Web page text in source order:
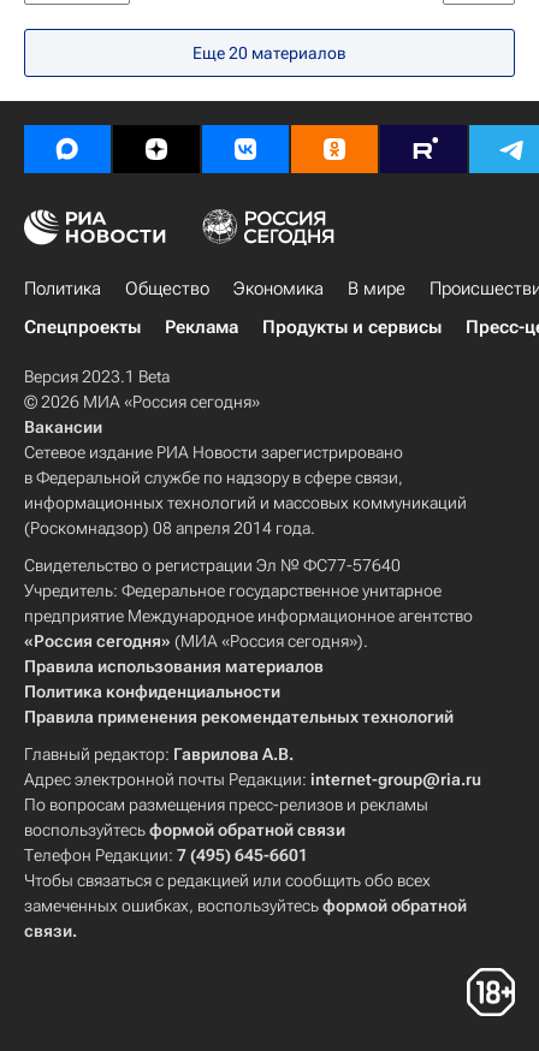
Реакция на фильм НТВ "Анатомия протеста-2"
Еще 20 материалов
Политика Общество Экономика В мире
Спецпроекты
Реклама Продукты и сервисы Пресс-
Версия 2023.1 Beta
© 2026 МИА «Россия сегодня»
Вакансии
Сетевое издание РИА Новости зарегистрировано
в Федеральной службе по надзору в сфере связи,
информационных технологий и массовых коммуникаций
(Роскомнадзор) 08 апреля 2014 года.
Свидетельство о регистрации Эл № ФС77-57640
Учредитель: Федеральное государственное унитарное
предприятие Международное информационное агентство
«Россия сегодня» (МИА «Россия сегодня»).
Правила использования материалов
Политика конфиденциальности
Правила применения рекомендательных технологий
Главный редактор: Гаврилова А.В.
Адрес электронной почты Редакции: internet-group@ria.ru
По вопросам размещения пресс-релизов и рекламы
воспользуйтесьформой обратной связи
Телефон Редакции: 7 (495) 645-6601
Чтобы связаться с редакцией или сообщить обо всех
замеченных ошибках, воспользуйтесьформой обратной
связи.